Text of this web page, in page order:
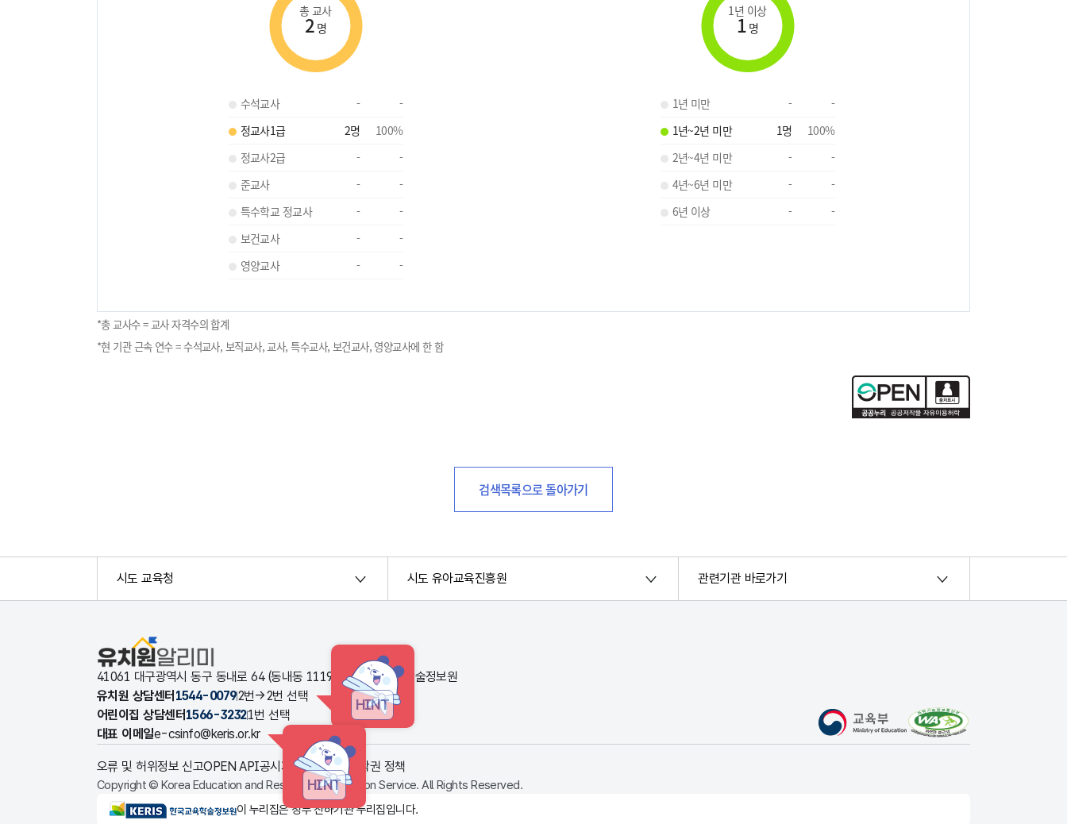
총 교사
2 명
수석교사 -
-
정교사1급
2명 100%
정교사2급
-
-
준교사
-
-
특수학교 정교사
-
-
보건교사
-
-
영양교사
- -
1년 이상
1 명
1년 미만 -
-
1년~2년 미만
1명 100%
2년~4년 미만
-
-
4년~6년 미만
-
-
6년 이상
- -
*총 교사수 = 교사 자격수의 합계
*현 기관 근속 연수 = 수석교사, 보직교사, 교사, 특수교사, 보건교사, 영양교사에 한 함
검색목록으로 돌아가기
시도 교육청 시도 유아교육진흥원 관련기관 바로가기
유치원알리미
41061 대구광역시 동구 동내로 64 (동내동 1119번지) 한국교육학술정보원
유치원 상담센터 1544-00792번→2번 선택
HINT
어린이집 상담센터 1566-32321번 선택
대표 이메일e-csinfo@keris.or.kr
HINT
오류 및 허위정보 신고OPEN API공시자료 다운로드저작권 정책
Copyright © Korea Education and Research Information Service. All Rights Reserved.
KERIS한국교육학술정보원이 누리집은 정부 산하기관 누리집입니다.